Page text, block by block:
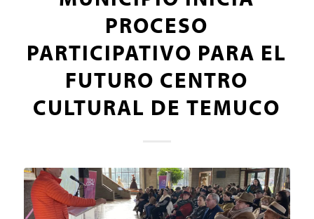
PROCESO
PARTICIPATIVO PARA EL
FUTURO CENTRO
CULTURAL DE TEMUCO